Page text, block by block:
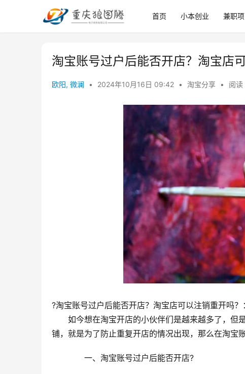
首页 小本创业 兼职
淘宝账号过户后能否开店？淘宝店
欧阳, 微澜 • 2024年10月16日 09:42 • 淘宝分享 • 阅读
?淘宝账号过户后能否开店？淘宝店可以注销重开吗？：
如今想在淘宝开店的小伙伴们是越来越多了，但
铺，就是为了防止重复开店的情况出现，那么在淘宝
一、淘宝账号过户后能否开店?